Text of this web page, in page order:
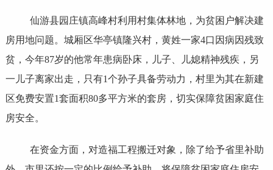
仙游县园庄镇高峰村利用村集体林地，为贫困户解决建
房用地问题。城厢区华亭镇隆兴村，黄姓一家4口因病因残致
贫，今年87岁的他常年患病卧床，儿子、儿媳精神残疾，另
一儿子离家出走，只有1个孙子具备劳动力，村里为其在新建
区免费安置1套面积80多平方米的套房，切实保障贫困家庭住
房安全。
在资金方面，对造福工程搬迁对象，除了给予省里补助